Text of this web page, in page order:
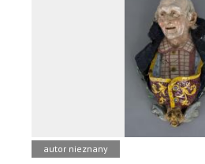
autor nieznany